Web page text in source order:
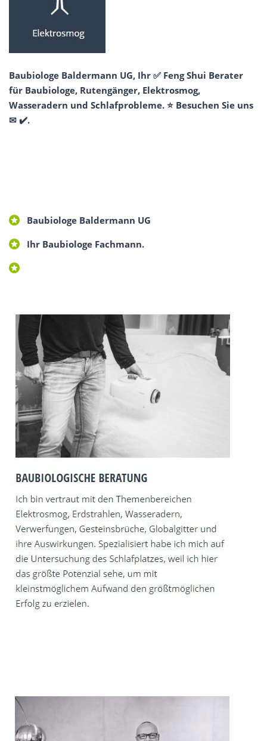
Baubiologe Baldermann UG, Ihr ✅ Feng Shui Berater
für Baubiologe, Rutengänger, Elektrosmog,
Wasseradern und Schlafprobleme. ⭐ Besuchen Sie uns
✉ ✔️.
Baubiologe Baldermann UG
Ihr Baubiologe Fachmann.